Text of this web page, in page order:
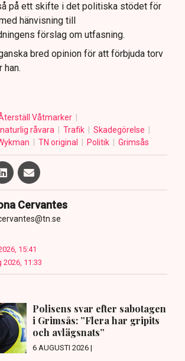
på ett skifte i det politiska stödet för
hänvisning till
förslag om utfasning.
bred opinion för att förbjuda torv
han.
Våtmarker
råvara
Trafik
Skadegörelse
TN original Politik Grimsås
Cervantes
15:41
2026, 11:33
Polisens svar efter sabotagen
i Grimsås: ”Flera har gripits
och avlägsnats”
6 AUGUSTI 2026 |